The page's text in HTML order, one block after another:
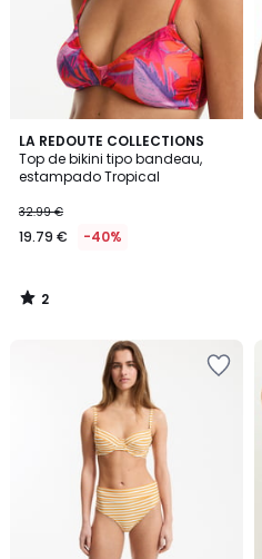
LA REDOUTE COLLECTIONS
Top de bikini tipo bandeau,
estampado Tropical
32.99 €
19.79 € -40%
2
/
5
2
/